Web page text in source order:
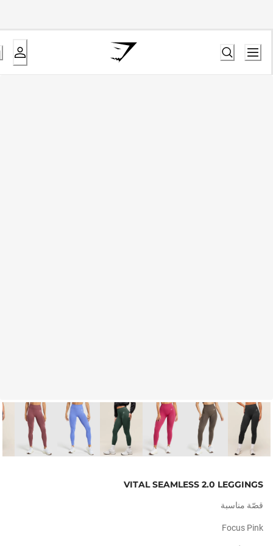
VITAL SEAMLESS 2.0 LEGGINGS
قصّة مناسبة
Focus Pink